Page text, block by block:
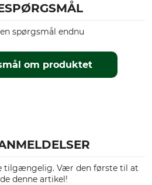
om produktet
spørgsmål endnu
tilgængelig. Vær den første til at
denne artikel!